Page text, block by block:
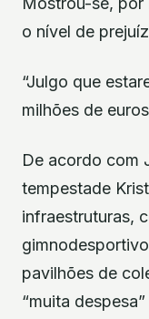
o nível de
“Julgo que
milhões de
De acordo com
tempestade
infraestruturas,
pavilhões de
“muita